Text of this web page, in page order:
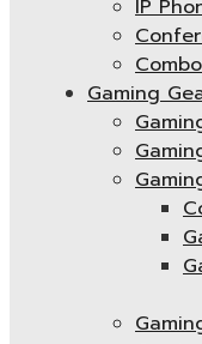
IP
Gaming